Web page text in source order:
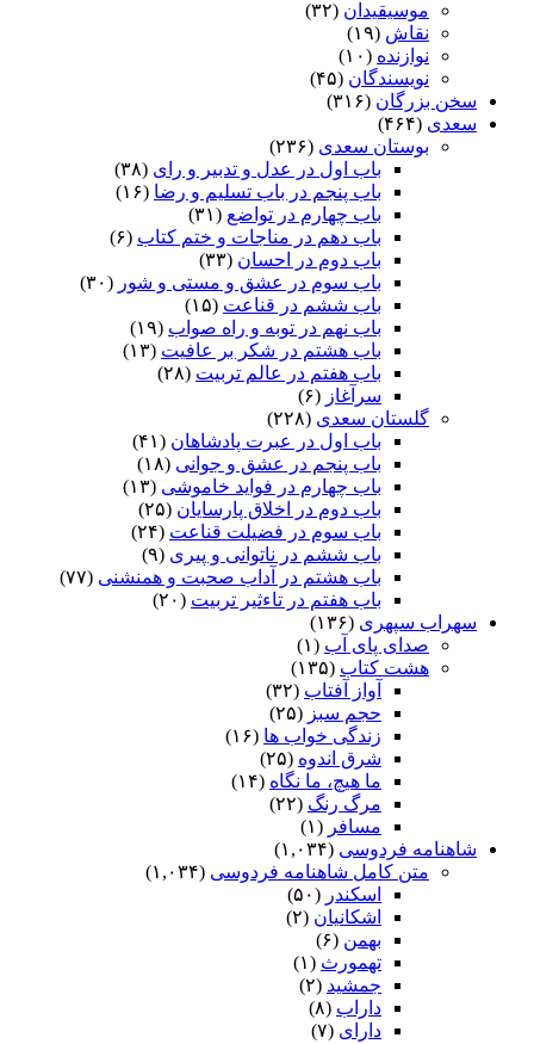
موسیقیدان (۳۲)
نقاش (۱۹)
نوازنده (۱۰)
نویسندگان (۴۵)
سخن بزرگان (۳۱۶)
سعدی (۴۶۴)
بوستان سعدی (۲۳۶)
باب اول در عدل و تدبیر و رای (۳۸)
باب پنجم در باب تسلیم و رضا (۱۶)
باب چهارم در تواضع (۳۱)
باب دهم در مناجات و ختم کتاب (۶)
باب دوم در احسان (۳۳)
باب سوم در عشق و مستی و شور (۳۰)
باب ششم در قناعت (۱۵)
باب نهم در توبه و راه صواب (۱۹)
باب هشتم در شکر بر عافیت (۱۳)
باب هفتم در عالم تربیت (۲۸)
سرآغاز (۶)
گلستان سعدی (۲۲۸)
باب اول در عبرت پادشاهان (۴۱)
باب پنجم در عشق و جوانى (۱۸)
باب چهارم در فواید خاموشى (۱۳)
باب دوم در اخلاق پارسایان (۲۵)
باب سوم در فضیلت قناعت (۲۴)
باب ششم در ناتوانى و پیرى (۹)
باب هشتم در آداب صحبت و همنشنى (۷۷)
باب هفتم در تاءثیر تربیت (۲۰)
سهراب سپهری (۱۳۶)
صدای پای آب (۱)
هشت کتاب (۱۳۵)
آواز آفتاب (۳۲)
حجم سبز (۲۵)
زندگی خواب ها (۱۶)
شرق اندوه (۲۵)
ما هیچ، ما نگاه (۱۴)
مرگ رنگ (۲۲)
مسافر (۱)
شاهنامه فردوسی (۱,۰۳۴)
متن کامل شاهنامه فردوسی (۱,۰۳۴)
اسکندر (۵۰)
اشکانیان (۲)
بهمن (۶)
تهمورث (۱)
جمشید (۲)
داراب (۸)
دارای (۷)